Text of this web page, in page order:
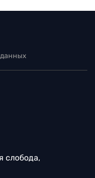
слобода,